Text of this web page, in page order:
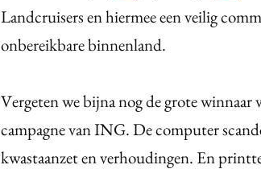
Landcruisers en hiermee een veilig
onbereikbare binnenland.
Vergeten we bijna nog de grote
campagne van ING. De computer
kwastaanzet en verhoudingen. En